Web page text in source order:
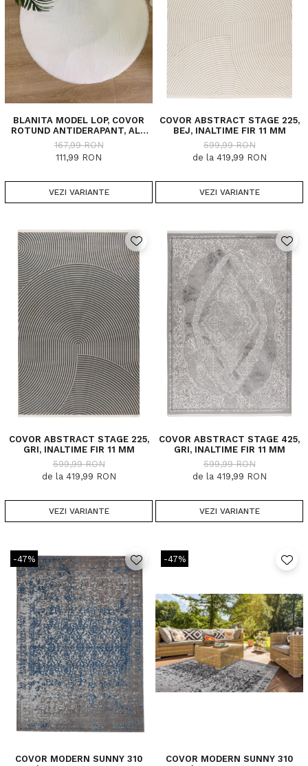
BLANITA MODEL LOP, COVOR
ROTUND ANTIDERAPANT, ALB
060, DIVERSE DIMENSIUNI, 1650
GR/MP
167,99 RON
111,99 RON
VEZI VARIANTE
COVOR ABSTRACT STAGE 225,
BEJ, INALTIME FIR 11 MM
599,99 RON
de la 419,99 RON
VEZI VARIANTE
COVOR ABSTRACT STAGE 225,
GRI, INALTIME FIR 11 MM
599,99 RON
de la 419,99 RON
VEZI VARIANTE
COVOR ABSTRACT STAGE 425,
GRI, INALTIME FIR 11 MM
599,99 RON
de la 419,99 RON
VEZI VARIANTE
-47%
COVOR MODERN SUNNY 310
-47%
COVOR MODERN SUNNY 310